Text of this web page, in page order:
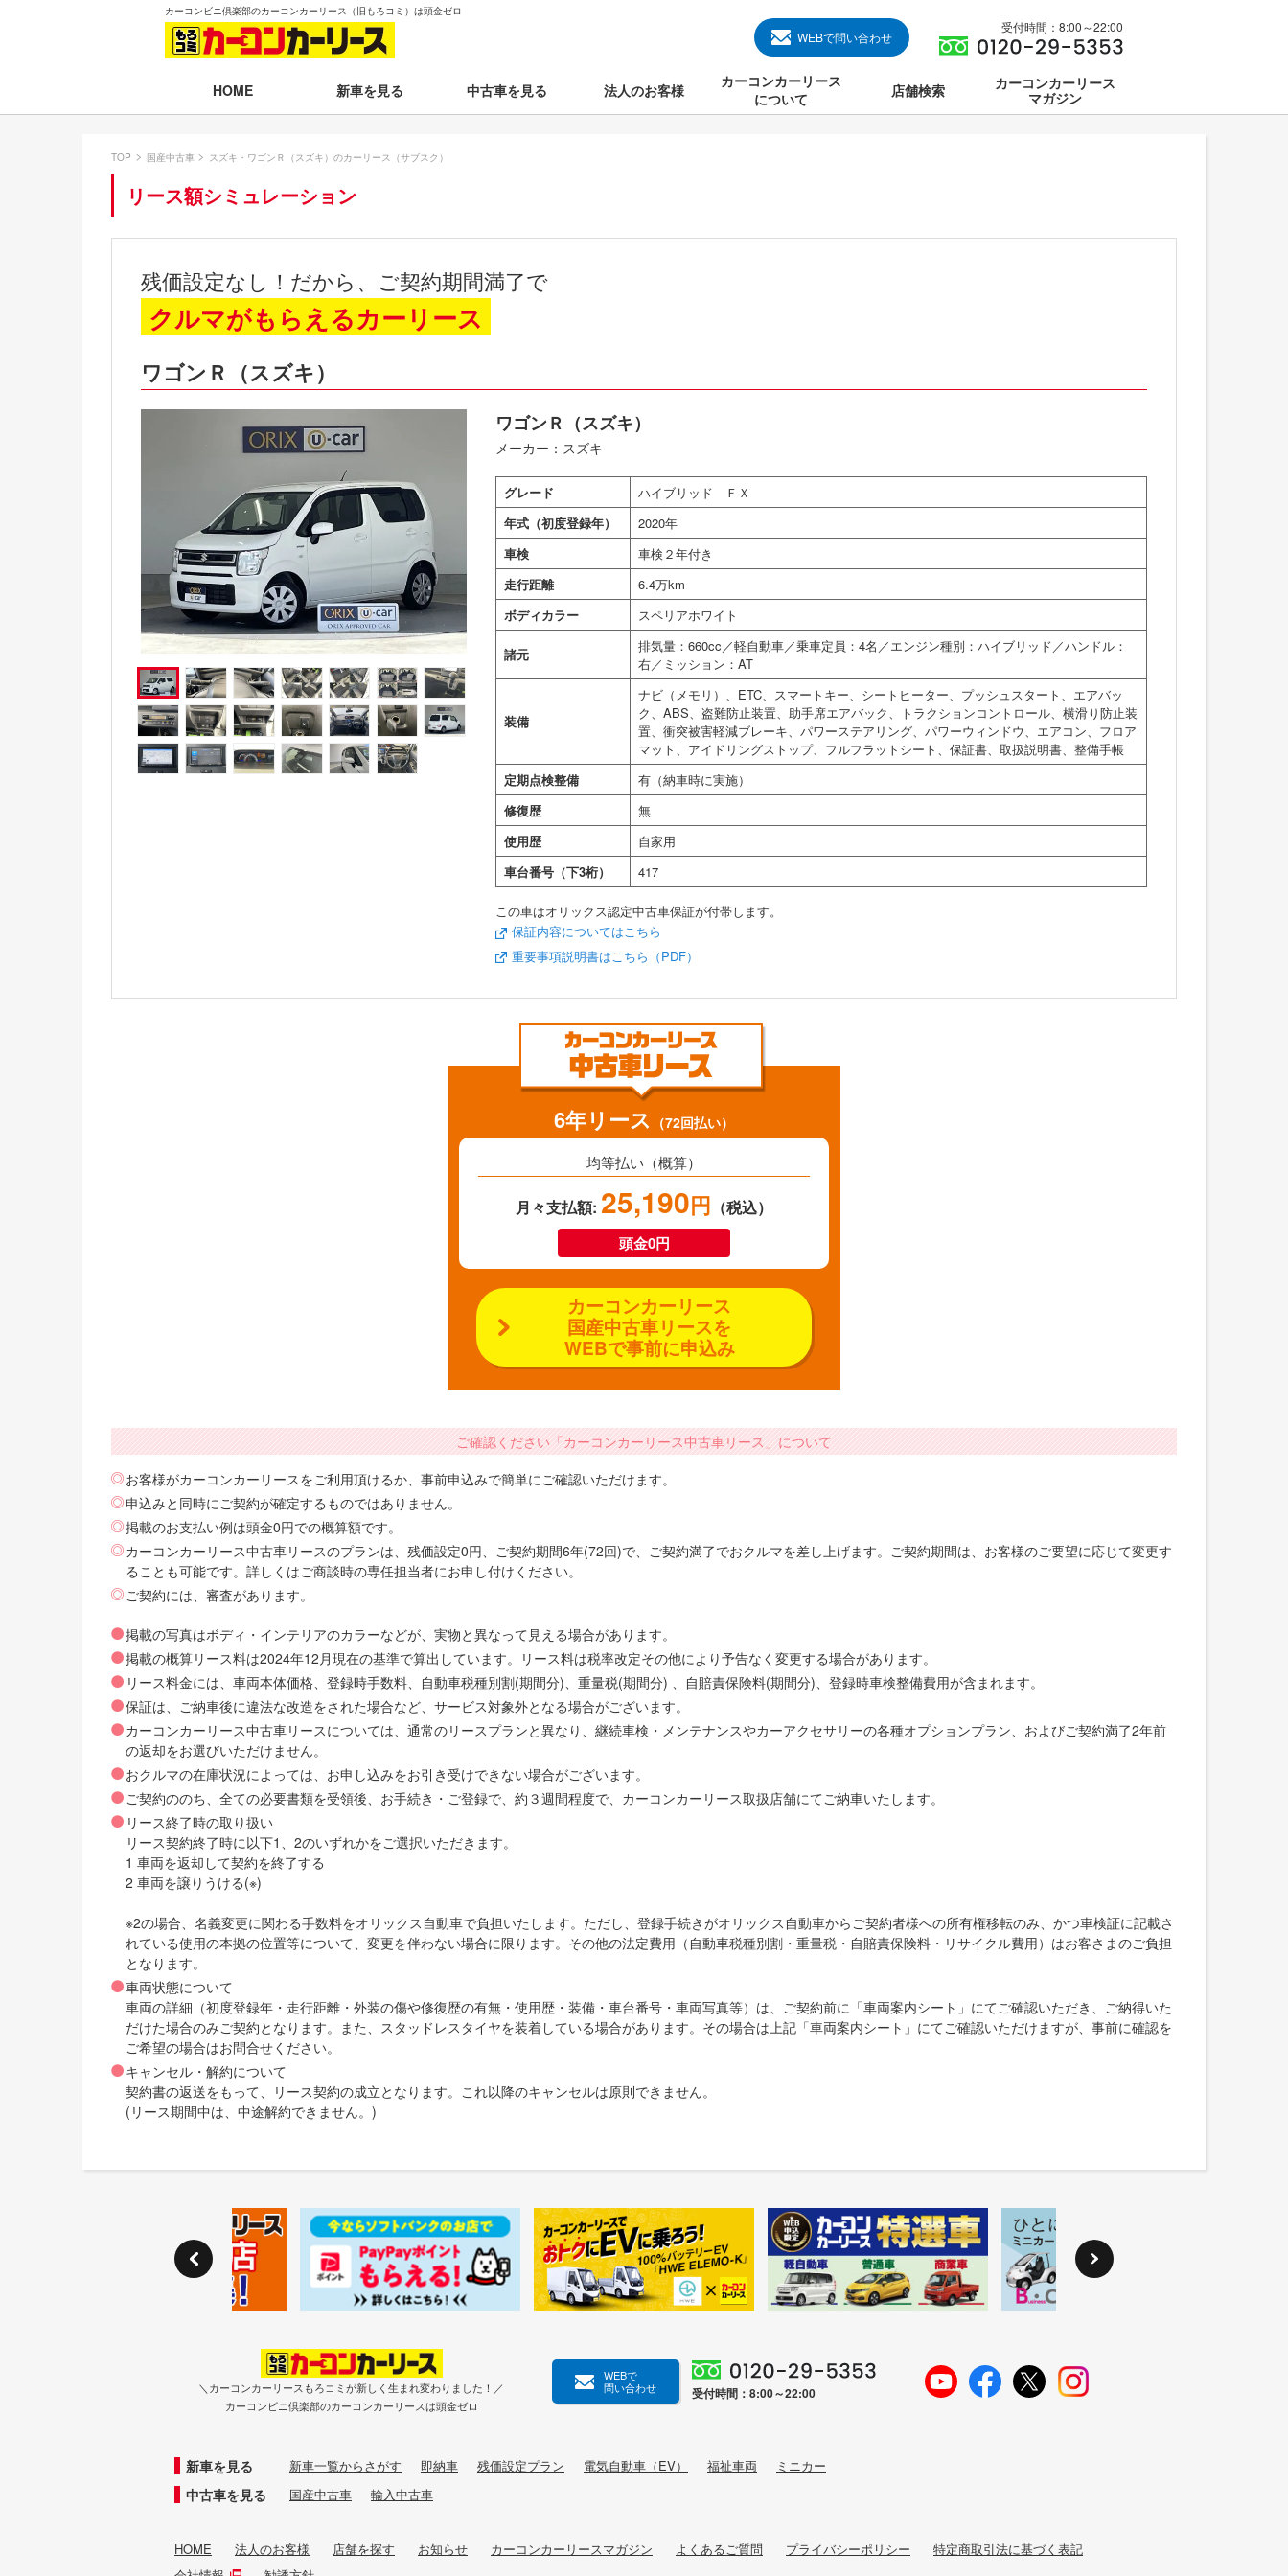
カーコンビニ倶楽部のカーコンカーリース（旧もろコミ）は頭金ゼロ
WEBで問い合わせ
受付時間：8:00～22:00
HOME 新車を見る
月々50,001円以上のクルマを見る
新車一覧から選ぶ
即納車（最短14日で納車）
残価設定プラン
電気自動車（EV）
福祉車両
ミニカー
中古車を見る 法人のお客様
カーコンカーリース
について
店舗検索
カーコンカーリース
マガジン
TOP 国産中古車 スズキ・ワゴンＲ（スズキ）のカーリース（サブスク）
リース額シミュレーション
残価設定なし！だから、ご契約期間満了で
クルマがもらえるカーリース
ワゴンＲ（スズキ）
ワゴンＲ（スズキ）
メーカー：スズキ
グレード
ハイブリッド ＦＸ
年式（初度登録年）
2020年
車検
車検２年付き
走行距離
6.4万km
ボディカラー
スペリアホワイト
諸元
排気量：660cc／軽自動車／乗車定員：4名／エンジン種別：ハイブリッド／ハンドル：
右／ミッション：AT
装備
ナビ（メモリ）、ETC、スマートキー、シートヒーター、プッシュスタート、エアバッ
ク、ABS、盗難防止装置、助手席エアバック、トラクションコントロール、横滑り防止装
置、衝突被害軽減ブレーキ、パワーステアリング、パワーウィンドウ、エアコン、フロア
マット、アイドリングストップ、フルフラットシート、保証書、取扱説明書、整備手帳
定期点検整備
有（納車時に実施）
修復歴
無
使用歴
自家用
車台番号（下3桁）
417
この車はオリックス認定中古車保証が付帯します。
保証内容についてはこちら
重要事項説明書はこちら（PDF）
6年リース （72回払い）
均等払い（概算）
月々支払額: 25,190円 （税込）
頭金0円
カーコンカーリース
国産中古車リースを
WEBで事前に申込み
ご確認ください「カーコンカーリース中古車リース」について
お客様がカーコンカーリースをご利用頂けるか、事前申込みで簡単にご確認いただけます。
申込みと同時にご契約が確定するものではありません。
掲載のお支払い例は頭金0円での概算額です。
カーコンカーリース中古車リースのプランは、残価設定0円、ご契約期間6年(72回)で、ご契約満了でおクルマを差し上げます。ご契約期間は、お客様のご要望に応じて変更す
ることも可能です。詳しくはご商談時の専任担当者にお申し付けください。
ご契約には、審査があります。
掲載の写真はボディ・インテリアのカラーなどが、実物と異なって見える場合があります。
掲載の概算リース料は2024年12月現在の基準で算出しています。リース料は税率改定その他により予告なく変更する場合があります。
リース料金には、車両本体価格、登録時手数料、自動車税種別割(期間分)、重量税(期間分) 、自賠責保険料(期間分)、登録時車検整備費用が含まれます。
保証は、ご納車後に違法な改造をされた場合など、サービス対象外となる場合がございます。
カーコンカーリース中古車リースについては、通常のリースプランと異なり、継続車検・メンテナンスやカーアクセサリーの各種オプションプラン、およびご契約満了2年前
の返却をお選びいただけません。
おクルマの在庫状況によっては、お申し込みをお引き受けできない場合がございます。
ご契約ののち、全ての必要書類を受領後、お手続き・ご登録で、約３週間程度で、カーコンカーリース取扱店舗にてご納車いたします。
リース終了時の取り扱い
リース契約終了時に以下1、2のいずれかをご選択いただきます。
1 車両を返却して契約を終了する
2 車両を譲りうける(※)
※2の場合、名義変更に関わる手数料をオリックス自動車で負担いたします。ただし、登録手続きがオリックス自動車からご契約者様への所有権移転のみ、かつ車検証に記載さ
れている使用の本拠の位置等について、変更を伴わない場合に限ります。その他の法定費用（自動車税種別割・重量税・自賠責保険料・リサイクル費用）はお客さまのご負担
となります。
車両状態について
車両の詳細（初度登録年・走行距離・外装の傷や修復歴の有無・使用歴・装備・車台番号・車両写真等）は、ご契約前に「車両案内シート」にてご確認いただき、ご納得いた
だけた場合のみご契約となります。また、スタッドレスタイヤを装着している場合があります。その場合は上記「車両案内シート」にてご確認いただけますが、事前に確認を
ご希望の場合はお問合せください。
キャンセル・解約について
契約書の返送をもって、リース契約の成立となります。これ以降のキャンセルは原則できません。
(リース期間中は、中途解約できません。)
＼カーコンカーリースもろコミが新しく生まれ変わりました！／
カーコンビニ倶楽部のカーコンカーリースは頭金ゼロ
WEBで
問い合わせ
受付時間：8:00～22:00
新車を見る 新車一覧からさがす 即納車 残価設定プラン 電気自動車（EV） 福祉車両 ミニカー
中古車を見る 国産中古車 輸入中古車
HOME 法人のお客様 店舗を探す お知らせ カーコンカーリースマガジン よくあるご質問 プライバシーポリシー
特定商取引法に基づく表記